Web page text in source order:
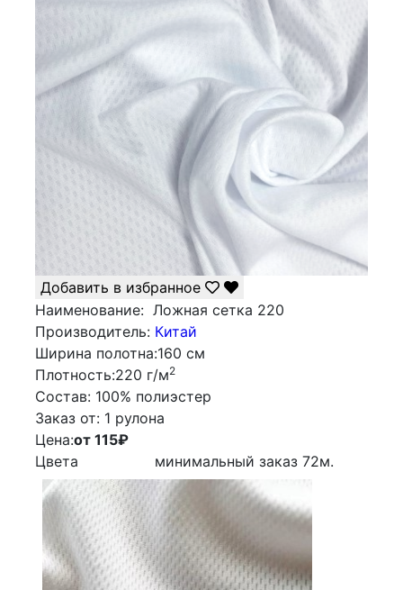
Добавить в избранное
Наименование: Ложная сетка 220
Производитель: Китай
Ширина полотна:160 см
Плотность:220 г/м2
Состав: 100% полиэстер
Заказ от: 1 рулона
Цена:от 115₽
Цвета
минимальный заказ72м.